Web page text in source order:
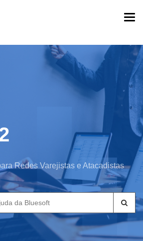
Redes Varejistas e Atacadistas